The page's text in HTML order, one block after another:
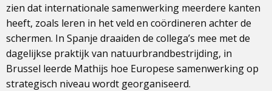
zien dat internationale samenwerking meerdere kanten
heeft, zoals leren in het veld en coördineren achter de
schermen. In Spanje draaiden de collega’s mee met de
dagelijkse praktijk van natuurbrandbestrijding, in
Brussel leerde Mathijs hoe Europese samenwerking op
strategisch niveau wordt georganiseerd.